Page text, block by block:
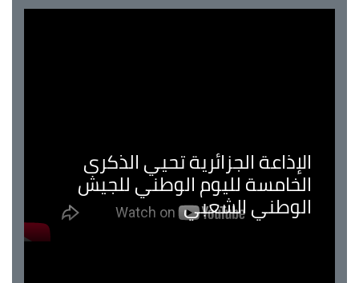
الإذاعة الجزائرية تحيي الذكرى
الخامسة لليوم الوطني للجيش
الوطني الشعبي